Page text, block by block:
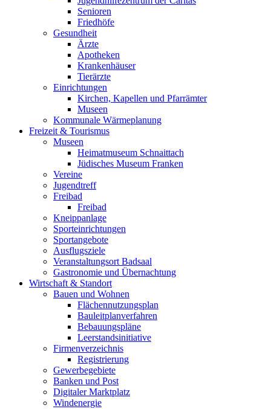
Senioren
Friedhöfe
Gesundheit
Ärzte
Apotheken
Krankenhäuser
Tierärzte
Einrichtungen
Kirchen, Kapellen und Pfarrämter
Museen
Kommunale Wärmeplanung
Freizeit & Tourismus
Museen
Heimatmuseum Schnaittach
Jüdisches Museum Franken
Vereine
Jugendtreff
Freibad
Freibad
Kneippanlage
Sporteinrichtungen
Sportangebote
Ausflugsziele
Veranstaltungsort Badsaal
Gastronomie und Übernachtung
Wirtschaft & Standort
Bauen und Wohnen
Flächennutzungsplan
Bauleitplanverfahren
Bebauungspläne
Leerstandsinitiative
Firmenverzeichnis
Registrierung
Gewerbegebiete
Banken und Post
Digitaler Marktplatz
Windenergie